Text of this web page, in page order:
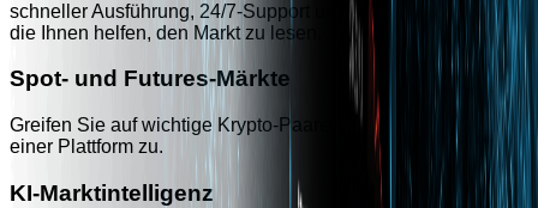
schneller Ausführung, 24/7-Support und KI-gestützten Tools,
die Ihnen helfen, den Markt zu lesen.
Spot- und Futures-Märkte
Greifen Sie auf wichtige Krypto-Paare und Derivatemärkte auf
einer Plattform zu.
KI-Marktintelligenz